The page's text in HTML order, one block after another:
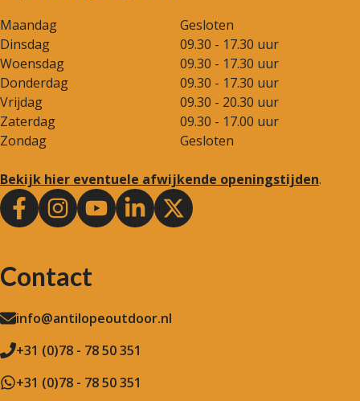
Maandag
Gesloten
Dinsdag
09.30 - 17.30 uur
Woensdag
09.30 - 17.30 uur
Donderdag
09.30 - 17.30 uur
Vrijdag
09.30 - 20.30 uur
Zaterdag
09.30 - 17.00 uur
Zondag
Gesloten
Bekijk hier eventuele afwijkende openingstijden.
Contact
info@antilopeoutdoor.nl
+31 (0)78 - 78 50 351
+31 (0)78 - 78 50 351